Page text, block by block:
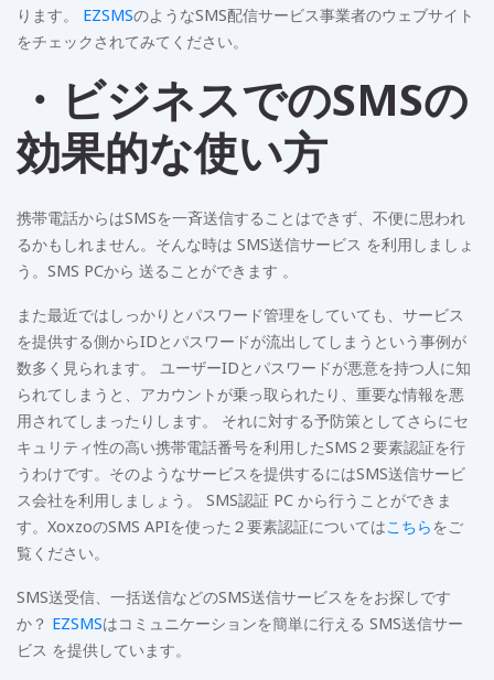
ります。 EZSMSのようなSMS配信サービス事業者のウェブサイト
をチェックされてみてください。
・ビジネスでのSMSの
効果的な使い方
携帯電話からはSMSを一斉送信することはできず、不便に思われ
るかもしれません。そんな時は SMS送信サービス を利用しましょ
う。SMS PCから 送ることができます 。
また最近ではしっかりとパスワード管理をしていても、サービス
を提供する側からIDとパスワードが流出してしまうという事例が
数多く見られます。 ユーザーIDとパスワードが悪意を持つ人に知
られてしまうと、アカウントが乗っ取られたり、重要な情報を悪
用されてしまったりします。 それに対する予防策としてさらにセ
キュリティ性の高い携帯電話番号を利用したSMS２要素認証を行
うわけです。そのようなサービスを提供するにはSMS送信サービ
ス会社を利用しましょう。 SMS認証 PC から行うことができま
す。XoxzoのSMS APIを使った２要素認証についてはこちらをご
覧ください。
SMS送受信、一括送信などのSMS送信サービスををお探しです
か？ EZSMSはコミュニケーションを簡単に行える SMS送信サー
ビス を提供しています。